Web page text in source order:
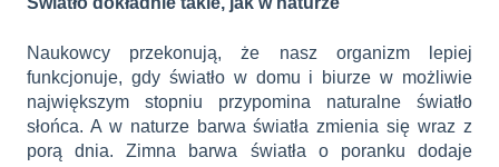
Naukowcy przekonują, że nasz organizm lepiej
funkcjonuje, gdy światło w domu i biurze w możliwie
największym stopniu przypomina naturalne światło
słońca. A w naturze barwa światła zmienia się wraz z
porą dnia. Zimna barwa światła o poranku dodaje